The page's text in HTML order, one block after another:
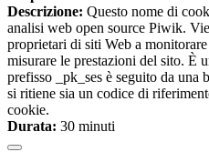
Descrizione: Questo nome di
analisi web open source Piwik.
proprietari di siti Web a
misurare le prestazioni del sito. È
prefisso _pk_ses è seguito da una
si ritiene sia un codice di
cookie.
Durata: 30 minuti